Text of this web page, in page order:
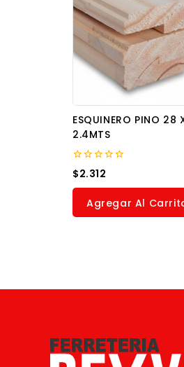
ESQUINERO PINO 28
2.4MTS
0
out
of
$2.312
Agregar Al